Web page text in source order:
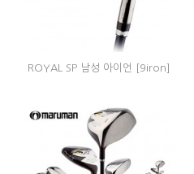
ROYAL SP 남성 아이언 [9iron]